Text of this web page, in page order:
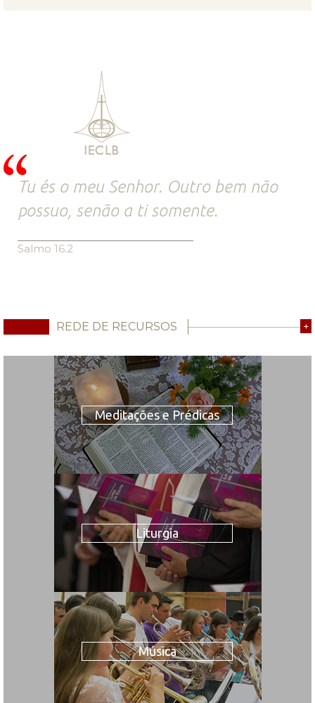
Tu és o meu Senhor. Outro bem não
possuo, senão a ti somente.
Salmo 16.2
REDE DE RECURSOS +
Meditações e Prédicas
Liturgia
Música